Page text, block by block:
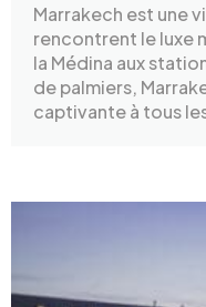
Marrakech est une
rencontrent le luxe
la Médina aux
de palmiers,
captivante à tous